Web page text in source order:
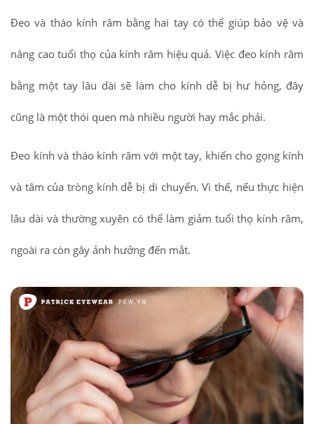
Đeo và tháo kính râm bằng hai tay có thể giúp bảo vệ và
nâng cao tuổi thọ của kính râm hiệu quả. Việc đeo kính râm
bằng một tay lâu dài sẽ làm cho kính dễ bị hư hỏng, đây
cũng là một thói quen mà nhiều người hay mắc phải.
Đeo kính và tháo kính râm với một tay, khiến cho gọng kính
và tâm của tròng kính dễ bị di chuyển. Vì thế, nếu thực hiện
lâu dài và thường xuyên có thể làm giảm tuổi thọ kính râm,
ngoài ra còn gây ảnh hưởng đến mắt.